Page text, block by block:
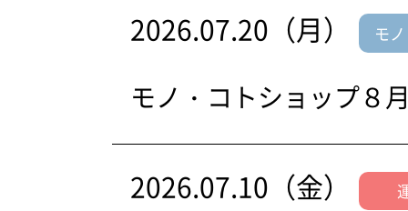
2026.07.20（月） モ
モノ・コトショップ８
2026.07.10（金）